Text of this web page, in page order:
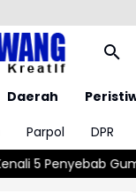
Daerah
Parpol
DPR
Angin Kencang